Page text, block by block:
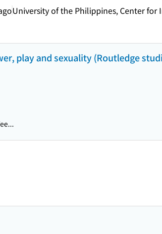
University of the Philippines, Center
play and sexuality (Routledge